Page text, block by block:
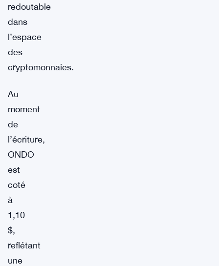
redoutable
dans
l’espace
des
cryptomonnaies.
Au
moment
de
l’écriture,
ONDO
est
coté
à
1,10
$,
reflétant
une